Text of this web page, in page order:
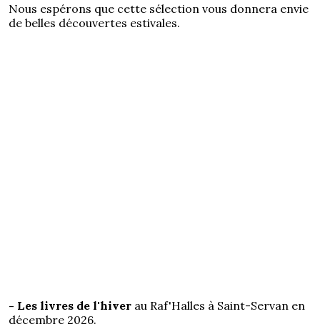
Nous espérons que cette sélection vous donnera envie
de belles découvertes estivales.
- Les livres de l'hiver au Raf'Halles à Saint-Servan en
décembre 2026.